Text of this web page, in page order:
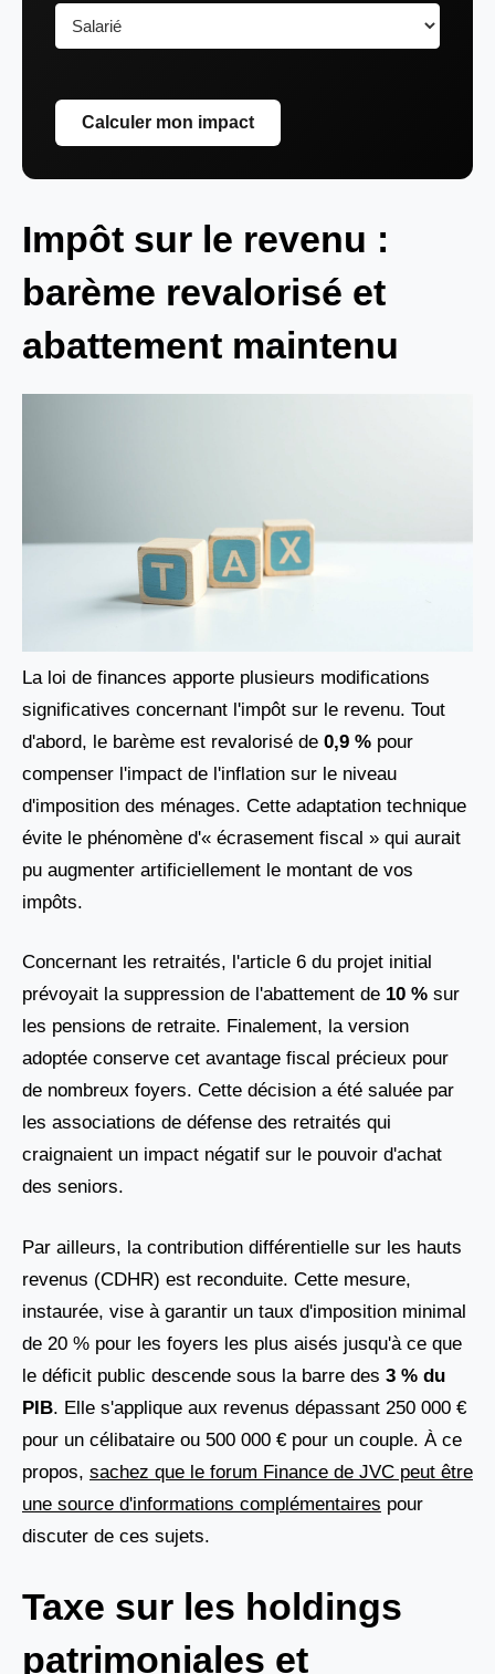
Calculer mon impact
Impôt sur le revenu :
barème revalorisé et
abattement maintenu
La loi de finances apporte plusieurs modifications
significatives concernant l'impôt sur le revenu. Tout
d'abord, le barème est revalorisé de 0,9 % pour
compenser l'impact de l'inflation sur le niveau
d'imposition des ménages. Cette adaptation technique
évite le phénomène d'« écrasement fiscal » qui aurait
pu augmenter artificiellement le montant de vos
impôts.
Concernant les retraités, l'article 6 du projet initial
prévoyait la suppression de l'abattement de 10 % sur
les pensions de retraite. Finalement, la version
adoptée conserve cet avantage fiscal précieux pour
de nombreux foyers. Cette décision a été saluée par
les associations de défense des retraités qui
craignaient un impact négatif sur le pouvoir d'achat
des seniors.
Par ailleurs, la contribution différentielle sur les hauts
revenus (CDHR) est reconduite. Cette mesure,
instaurée, vise à garantir un taux d'imposition minimal
de 20 % pour les foyers les plus aisés jusqu'à ce que
le déficit public descende sous la barre des 3 % du
PIB. Elle s'applique aux revenus dépassant 250 000 €
pour un célibataire ou 500 000 € pour un couple. À ce
propos, sachez que le forum Finance de JVC peut être
une source d'informations complémentaires pour
discuter de ces sujets.
Taxe sur les holdings
patrimoniales et